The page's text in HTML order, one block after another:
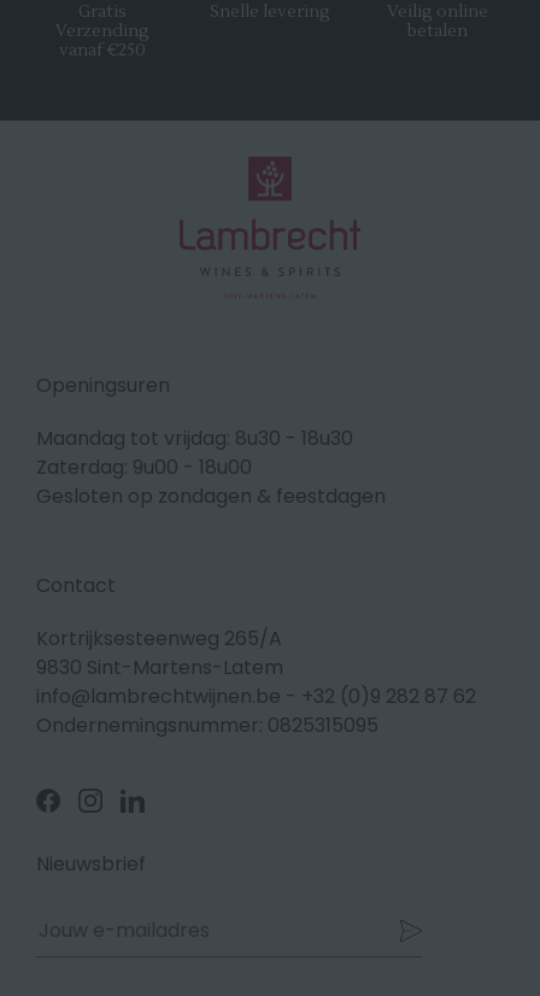
Gratis
Verzending
vanaf €250
Snelle levering
Veilig online
betalen
Openingsuren
Maandag tot vrijdag: 8u30 - 18u30
Zaterdag: 9u00 - 18u00
Gesloten op zondagen & feestdagen
Contact
Kortrijksesteenweg 265/A
9830 Sint-Martens-Latem
info@lambrechtwijnen.be - +32 (0)9 282 87 62
Ondernemingsnummer: 0825315095
Volg
ons
Facebook
Volg
ons
Instagram
Volg
ons
Linkedin
Nieuwsbrief